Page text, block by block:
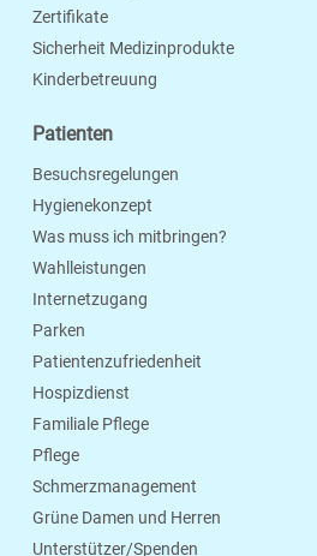
Zertifikate
Sicherheit Medizinprodukte
Kinderbetreuung
Patienten
Besuchsregelungen
Hygienekonzept
Was muss ich mitbringen?
Wahlleistungen
Internetzugang
Parken
Patientenzufriedenheit
Hospizdienst
Familiale Pflege
Pflege
Schmerzmanagement
Grüne Damen und Herren
Unterstützer/Spenden